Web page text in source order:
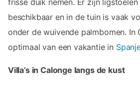
beschikbaar en in de tuin is vaak
onder de wuivende palmbomen. In
optimaal van een vakantie in
Villa’s in Calonge langs de kust